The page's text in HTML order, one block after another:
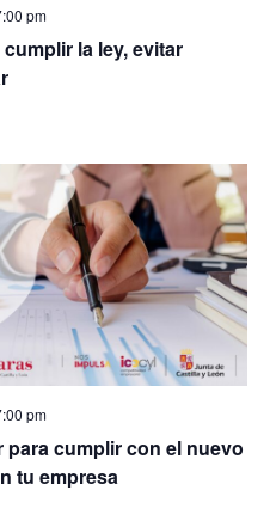
cumplir la ley, evitar
pm
para cumplir con el nuevo
tu empresa
pm